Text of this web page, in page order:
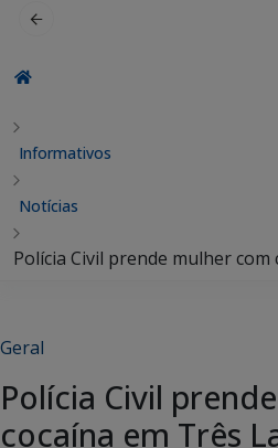
Informativos
Notícias
Polícia Civil prende mulher com
Geral
Polícia Civil
cocaína em Três